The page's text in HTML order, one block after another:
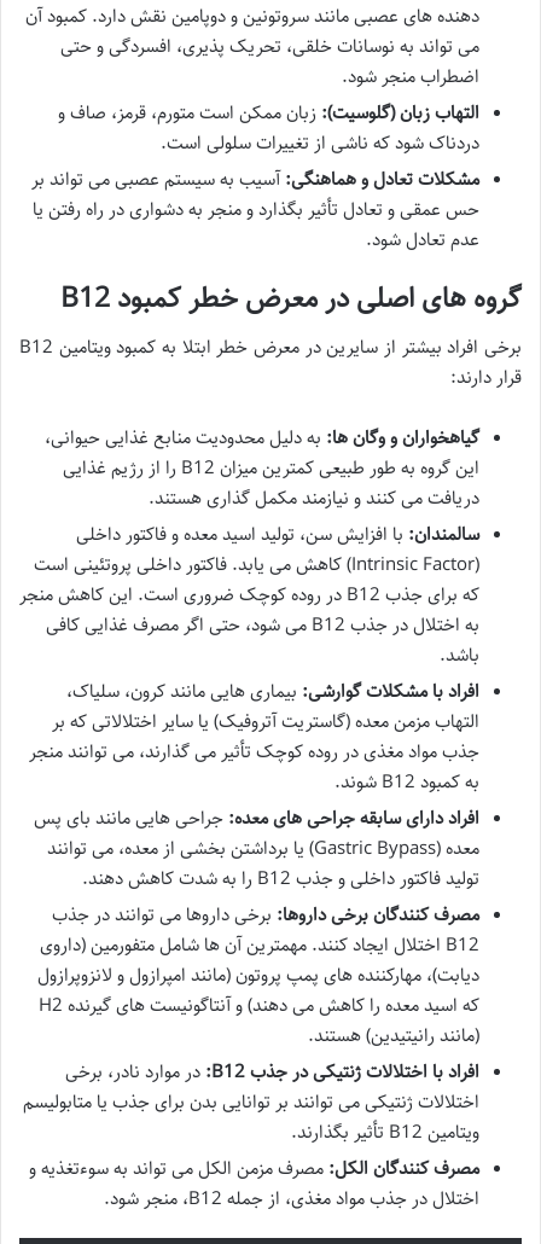
دهنده های عصبی مانند سروتونین و دوپامین نقش دارد. کمبود آن
می تواند به نوسانات خلقی، تحریک پذیری، افسردگی و حتی
اضطراب منجر شود.
التهاب زبان (گلوسیت): زبان ممکن است متورم، قرمز، صاف و
دردناک شود که ناشی از تغییرات سلولی است.
مشکلات تعادل و هماهنگی:آسیب به سیستم عصبی می تواند بر
حس عمقی و تعادل تأثیر بگذارد و منجر به دشواری در راه رفتن یا
عدم تعادل شود.
گروه های اصلی در معرض خطر کمبود B12
برخی افراد بیشتر از سایرین در معرض خطر ابتلا به کمبود ویتامین B12
قرار دارند:
گیاهخواران و وگان ها: به دلیل محدودیت منابع غذایی حیوانی،
این گروه به طور طبیعی کمترین میزان B12 را از رژیم غذایی
دریافت می کنند و نیازمند مکمل گذاری هستند.
سالمندان: با افزایش سن، تولید اسید معده و فاکتور داخلی
(Intrinsic Factor) کاهش می یابد. فاکتور داخلی پروتئینی است
که برای جذب B12 در روده کوچک ضروری است. این کاهش منجر
به اختلال در جذب B12 می شود، حتی اگر مصرف غذایی کافی
باشد.
افراد با مشکلات گوارشی: بیماری هایی مانند کرون، سلیاک،
التهاب مزمن معده (گاستریت آتروفیک) یا سایر اختلالاتی که بر
جذب مواد مغذی در روده کوچک تأثیر می گذارند، می توانند منجر
به کمبود B12 شوند.
افراد دارای سابقه جراحی های معده: جراحی هایی مانند بای پس
معده (Gastric Bypass) یا برداشتن بخشی از معده، می توانند
تولید فاکتور داخلی و جذب B12 را به شدت کاهش دهند.
مصرف کنندگان برخی داروها: برخی داروها می توانند در جذب
B12 اختلال ایجاد کنند. مهمترین آن ها شامل متفورمین (داروی
دیابت)، مهارکننده های پمپ پروتون (مانند امپرازول و لانزوپرازول
که اسید معده را کاهش می دهند) و آنتاگونیست های گیرنده H2
(مانند رانیتیدین) هستند.
افراد با اختلالات ژنتیکی در جذب B12:
در موارد نادر، برخی
اختلالات ژنتیکی می توانند بر توانایی بدن برای جذب یا متابولیسم
ویتامین B12 تأثیر بگذارند.
مصرف کنندگان الکل: مصرف مزمن الکل می تواند به سوءتغذیه و
اختلال در جذب مواد مغذی، از جمله B12، منجر شود.